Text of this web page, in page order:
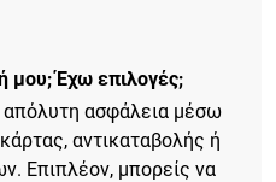
μου; Έχω επιλογές;
απόλυτη ασφάλεια μέσω
αντικαταβολής ή
Επιπλέον, μπορείς να